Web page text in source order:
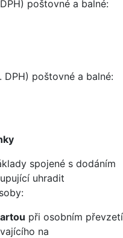
poštovné a balné:
poštovné a balné:
spojené s dodáním
uhradit
při osobním převzetí
na